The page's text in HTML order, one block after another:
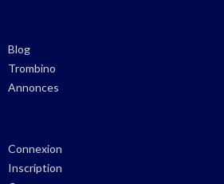
Blog
Trombino
Annonces
Connexion
Inscription